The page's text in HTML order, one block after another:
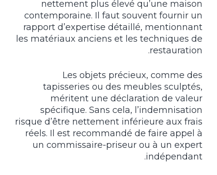
nettement plus élevé qu’une maison
contemporaine. Il faut souvent fournir un
rapport d’expertise détaillé, mentionnant
les matériaux anciens et les techniques de
restauration.
Les objets précieux, comme des
tapisseries ou des meubles sculptés,
méritent une déclaration de valeur
spécifique. Sans cela, l’indemnisation
risque d’être nettement inférieure aux frais
réels. Il est recommandé de faire appel à
un commissaire-priseur ou à un expert
indépendant.